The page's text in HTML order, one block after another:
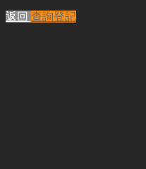
返回 查詢登記